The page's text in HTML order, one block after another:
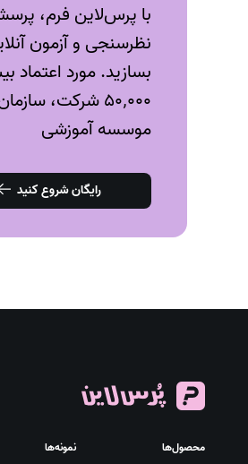
با پرس‌لاین فرم،
نظرسنجی و آزمون‌
بسازید. مورد اعتماد
۵۰٬۰۰۰ شرکت،
موسسه آموزشی
رایگان شروع کنید
محصول‌ها نمونه‌ها